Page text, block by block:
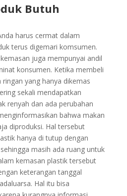
Butuh
harus cermat dalam
terus digemari komsumen.
juga mempunyai andil
konsumen. Ketika membeli
yang hanya dikemas
sekali mendapatkan
renyah dan ada perubahan
bahwa makan
diproduksi. Hal tersebut
hanya di tutup dengan
masih ada ruang untuk
kemasan plastik tersebut
keterangan tanggal
Hal itu bisa